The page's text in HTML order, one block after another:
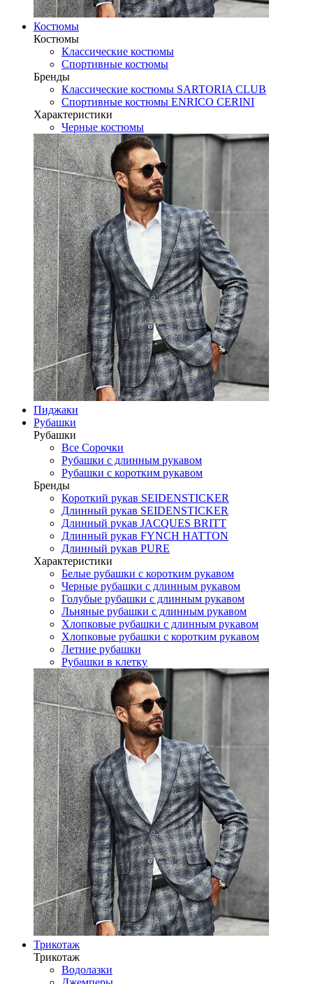
Костюмы
Костюмы
Классические костюмы
Спортивные костюмы
Бренды
Классические костюмы SARTORIA CLUB
Спортивные костюмы ENRICO CERINI
Характеристики
Черные костюмы
Пиджаки
Рубашки
Рубашки
Все Сорочки
Рубашки с длинным рукавом
Рубашки с коротким рукавом
Бренды
Короткий рукав SEIDENSTICKER
Длинный рукав SEIDENSTICKER
Длинный рукав JAСQUES BRITT
Длинный рукав FYNCH HATTON
Длинный рукав PURE
Характеристики
Белые рубашки с коротким рукавом
Черные рубашки с длинным рукавом
Голубые рубашки с длинным рукавом
Льняные рубашки с длинным рукавом
Хлопковые рубашки с длинным рукавом
Хлопковые рубашки с коротким рукавом
Летние рубашки
Рубашки в клетку
Трикотаж
Трикотаж
Водолазки